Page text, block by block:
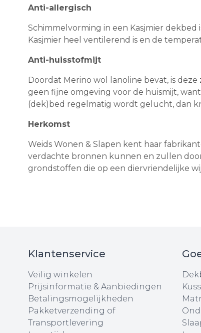
Anti-allergisch
Schimmelvorming in een Kasjmier
Kasjmier heel ventilerend is en de
Anti-huisstofmijt
Doordat Merino wol lanoline bevat, is
geen fijne omgeving voor de huismijt,
(dek)bed regelmatig wordt gelucht, dan
Herkomst
Weids Wonen & Slapen kent haar
verdachte bronnen kunnen en zullen
grondstoffen die op een diervriendelijke
Klantenservice
Veilig winkelen
Prijsinformatie & Aanbiedingen
Betalingsmogelijkheden
Pakketverzending of
Transportlevering